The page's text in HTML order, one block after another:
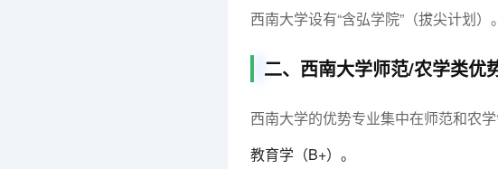
西南大学设有“含弘学院”（拔尖计划）。
二、西南大学师范/农学类优
西南大学的优势专业集中在师范和农学
教育学（B+）。